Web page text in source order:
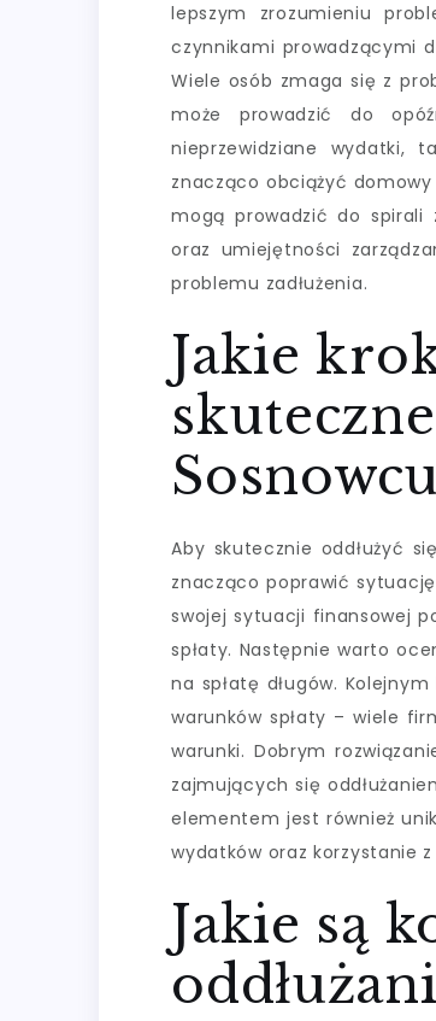
lepszym zrozumieniu
czynnikami prowadzącymi
Wiele osób zmaga się z
może prowadzić do
nieprzewidziane wydatki,
znacząco obciążyć
mogą prowadzić do spirali
oraz umiejętności
problemu zadłużenia.
Jakie
Sosnowcu
Aby skutecznie oddłużyć
znacząco poprawić
swojej sytuacji finansowej
spłaty. Następnie warto
na spłatę długów.
warunków spłaty – wiele
warunki. Dobrym
zajmujących się
elementem jest również
wydatków oraz korzystanie
Jakie są